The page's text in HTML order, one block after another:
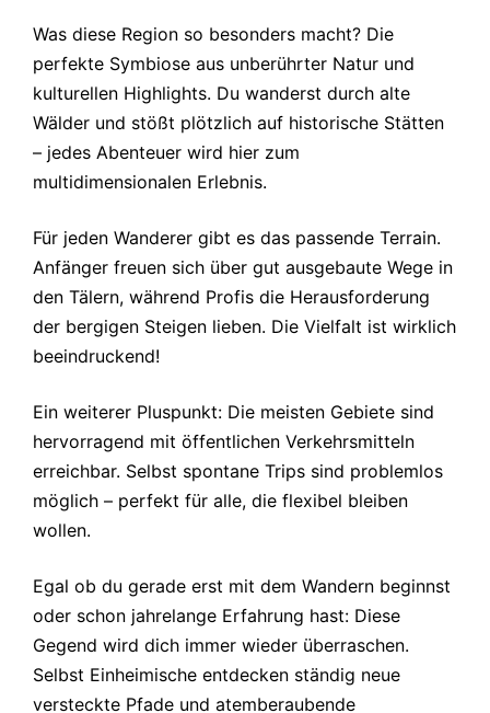
Was diese Region so besonders macht? Die
perfekte Symbiose aus unberührter Natur und
kulturellen Highlights. Du wanderst durch alte
Wälder und stößt plötzlich auf historische Stätten
– jedes Abenteuer wird hier zum
multidimensionalen Erlebnis.
Für jeden Wanderer gibt es das passende Terrain.
Anfänger freuen sich über gut ausgebaute Wege in
den Tälern, während Profis die Herausforderung
der bergigen Steigen lieben. Die Vielfalt ist wirklich
beeindruckend!
Ein weiterer Pluspunkt: Die meisten Gebiete sind
hervorragend mit öffentlichen Verkehrsmitteln
erreichbar. Selbst spontane Trips sind problemlos
möglich – perfekt für alle, die flexibel bleiben
wollen.
Egal ob du gerade erst mit dem Wandern beginnst
oder schon jahrelange Erfahrung hast: Diese
Gegend wird dich immer wieder überraschen.
Selbst Einheimische entdecken ständig neue
versteckte Pfade und atemberaubende